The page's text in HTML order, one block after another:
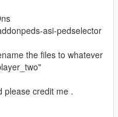
asi-pedselector
the files to whatever
please credit me .